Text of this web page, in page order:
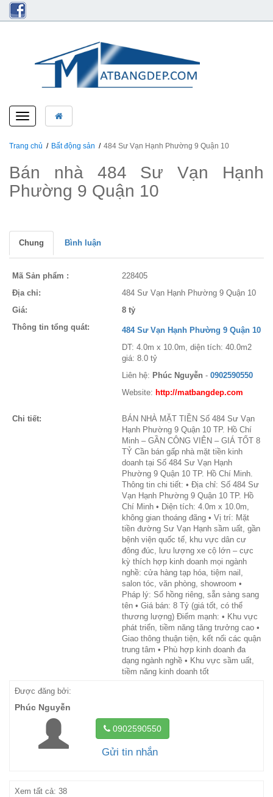
Toggle
navigation
Trang chủ Bất động sản 484 Sư Vạn Hạnh Phường 9 Quận 10
Bán nhà 484 Sư Vạn Hạnh
Phường 9 Quận 10
Chung Bình luận
Mã Sản phẩm :
228405
Địa chỉ:
484 Sư Vạn Hạnh Phường 9 Quận 10
Giá:
8 tỷ
Thông tin tổng quát:
484 Sư Vạn Hạnh Phường 9 Quận 10
DT: 4.0m x 10.0m, diện tích: 40.0m2
giá: 8.0 tỷ
Liên hệ: Phúc Nguyễn - 0902590550
Website: http://matbangdep.com
Chi tiết:
BÁN NHÀ MẶT TIỀN Số 484 Sư Vạn
Hạnh Phường 9 Quận 10 TP. Hồ Chí
Minh – GẦN CÔNG VIÊN – GIÁ TỐT 8
TỶ Cần bán gấp nhà mặt tiền kinh
doanh tại Số 484 Sư Vạn Hạnh
Phường 9 Quận 10 TP. Hồ Chí Minh.
Thông tin chi tiết: • Địa chỉ: Số 484 Sư
Vạn Hạnh Phường 9 Quận 10 TP. Hồ
Chí Minh • Diện tích: 4.0m x 10.0m,
không gian thoáng đãng • Vị trí: Mặt
tiền đường Sư Vạn Hạnh sầm uất, gần
bệnh viện quốc tế, khu vực dân cư
đông đúc, lưu lượng xe cộ lớn – cực
kỳ thích hợp kinh doanh mọi ngành
nghề: cửa hàng tạp hóa, tiệm nail,
salon tóc, văn phòng, showroom •
Pháp lý: Sổ hồng riêng, sẵn sàng sang
tên • Giá bán: 8 Tỷ (giá tốt, có thể
thương lượng) Điểm mạnh: • Khu vực
phát triển, tiềm năng tăng trưởng cao •
Giao thông thuận tiện, kết nối các quận
trung tâm • Phù hợp kinh doanh đa
dạng ngành nghề • Khu vực sầm uất,
tiềm năng kinh doanh tốt
Được đăng bởi:
Phúc Nguyễn
0902590550
Gửi tin nhắn
Xem tất cả: 38